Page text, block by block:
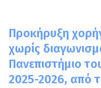
Προκήρυξη
χωρίς
Πανεπιστήμιο
2025-2026, από